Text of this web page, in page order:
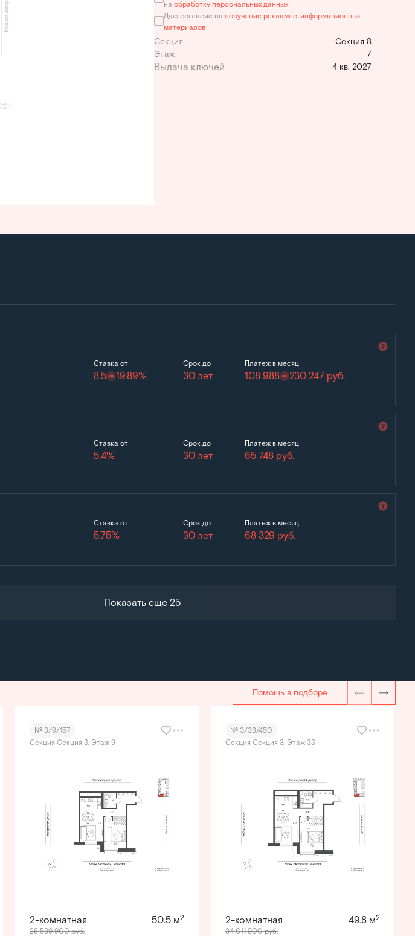
на обработку персональных данных
Даю согласие на получение рекламно-информационных
материалов
Секция
Секция 8
Этаж
7
4 кв. 2027
Ставка от
8.5 19.89%
Срок до
30 лет
Платеж в месяц
108 988 230 247 руб.
Ставка от
5.4%
Срок до
30 лет
Платеж в месяц
65 748 руб.
Ставка от
5.75%
Срок до
30 лет
Платеж в месяц
68 329 руб.
Показать еще 25
Помощь в подборе
№ 3/9/157
Секция Секция 3, Этаж 9
2-комнатная 50.5 м2
28 589 900руб.
№ 3/33/450
Секция Секция 3, Этаж 33
2-комнатная 49.8 м2
34 011 900руб.